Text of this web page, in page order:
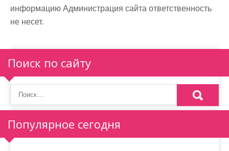
информацию Администрация сайта ответственность
не несет.
Поиск по сайту
Популярное сегодня